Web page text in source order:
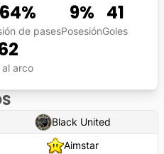
64%
de pases
9%
Posesión
41
Goles
al arco
Black United
Aimstar